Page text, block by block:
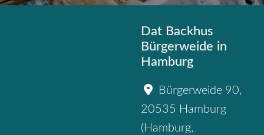
Dat Backhus
Bürgerweide in
Hamburg
Bürgerweide 90,
20535 Hamburg
( Hamburg,